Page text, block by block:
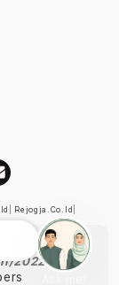
Rejogja.co.id
Pers
2022